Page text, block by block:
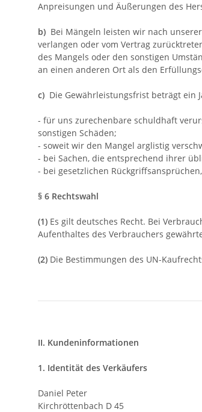
Anpreisungen und Äußerungen des
b) Bei Mängeln leisten wir nach
verlangen oder vom Vertrag
des Mangels oder den sonstigen
an einen anderen Ort als den
c) Die Gewährleistungsfrist beträgt ein
- für uns zurechenbare schuldhaft
sonstigen Schäden;
- soweit wir den Mangel arglistig
- bei Sachen, die entsprechend ihrer
- bei gesetzlichen
§ 6 Rechtswahl
(1) Es gilt deutsches Recht. Bei
Aufenthaltes des Verbrauchers
(2) Die Bestimmungen des UN-
II. Kundeninformationen
1. Identität des Verkäufers
Daniel Peter
Kirchröttenbach D 45